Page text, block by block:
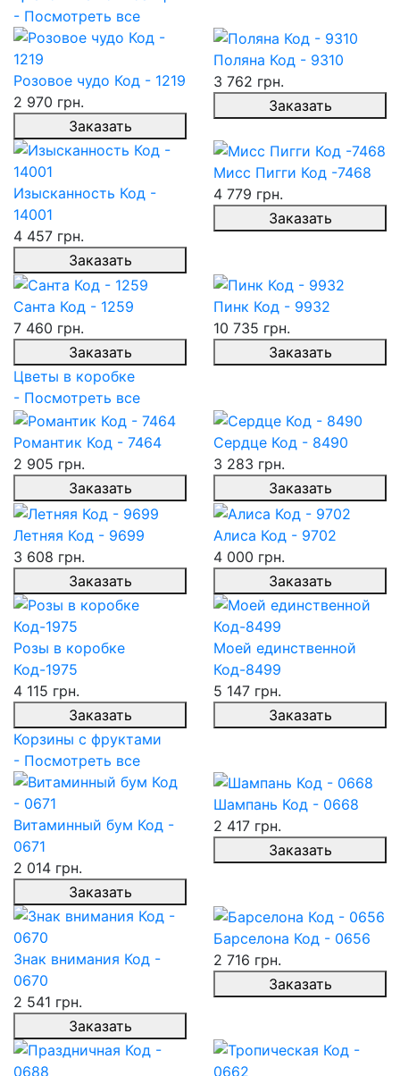
- Посмотреть все
Розовое чудо Код - 1219
2 970 грн.
Заказать
Поляна Код - 9310
3 762 грн.
Заказать
Изысканность Код -
14001
4 457 грн.
Заказать
Мисс Пигги Код -7468
4 779 грн.
Заказать
Санта Код - 1259
7 460 грн.
Заказать
Пинк Код - 9932
10 735 грн.
Заказать
Цветы в коробке
- Посмотреть все
Романтик Код - 7464
2 905 грн.
Заказать
Сердце Код - 8490
3 283 грн.
Заказать
Летняя Код - 9699
3 608 грн.
Заказать
Алиса Код - 9702
4 000 грн.
Заказать
Розы в коробке
Код-1975
4 115 грн.
Заказать
Моей единственной
Код-8499
5 147 грн.
Заказать
Корзины с фруктами
- Посмотреть все
Витаминный бум Код -
0671
2 014 грн.
Заказать
Шампань Код - 0668
2 417 грн.
Заказать
Знак внимания Код -
0670
2 541 грн.
Заказать
Барселона Код - 0656
2 716 грн.
Заказать